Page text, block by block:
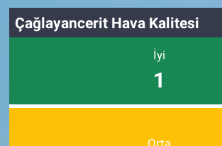
Çağlayancerit Hava Kalitesi
İyi
1
Orta